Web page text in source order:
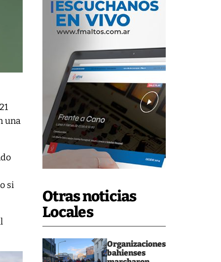
Otras noticias
Locales
Organizaciones
bahienses
una
si